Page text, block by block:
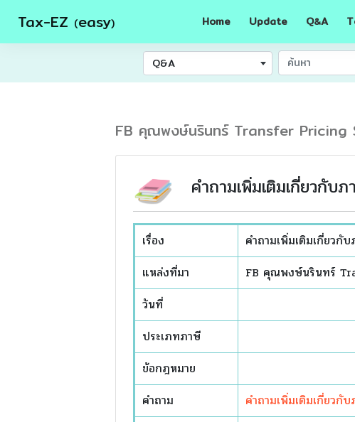
Tax-EZ (easy) Home Update Q&A
Q&A
FB คุณพงษ์นรินทร์ Transfer Pricing
คำถามเพิ่มเติมเกี่ยวกับ
เรื่อง
คำถามเพิ่มเติมเกี่ยวกั
แหล่งที่มา
FB คุณพงษ์นรินทร์
วันที่
ประเภทภาษี
ข้อกฎหมาย
คำถาม
คำถามเพิ่มเติมเกี่ยวกั